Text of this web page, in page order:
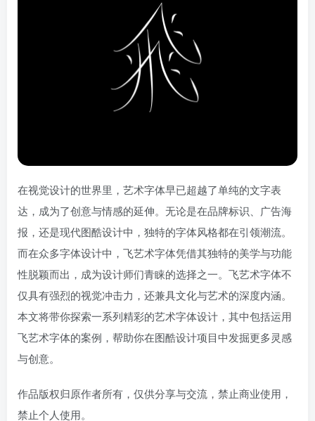
在视觉设计的世界里，艺术字体早已超越了单纯的文字表
达，成为了创意与情感的延伸。无论是在品牌标识、广告海
报，还是现代图酷设计中，独特的字体风格都在引领潮流。
而在众多字体设计中，飞艺术字体凭借其独特的美学与功能
性脱颖而出，成为设计师们青睐的选择之一。飞艺术字体不
仅具有强烈的视觉冲击力，还兼具文化与艺术的深度内涵。
本文将带你探索一系列精彩的艺术字体设计，其中包括运用
飞艺术字体的案例，帮助你在图酷设计项目中发掘更多灵感
与创意。
作品版权归原作者所有，仅供分享与交流，禁止商业使用，
禁止个人使用。